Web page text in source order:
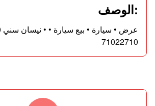
:الوصف
71022710